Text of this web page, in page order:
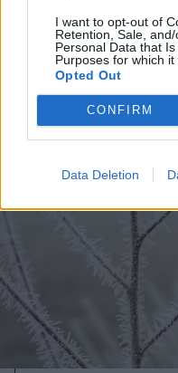
I want to opt-out of
Retention, Sale,
Personal Data that
Purposes for which it
Opted Out
CONFIRM
Data Deletion